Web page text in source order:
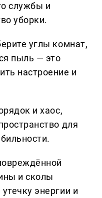
службы и
уборки.
углы комнат,
пыль — это
настроение и
и хаос,
для
и сколы
энергии и